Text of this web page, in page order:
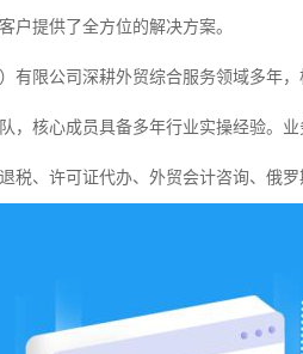
户提供了全方位的解决方案。
有限公司深耕外贸综合服务领域多年
，核心成员具备多年行业实操经验。
税、许可证代办、外贸会计咨询、俄